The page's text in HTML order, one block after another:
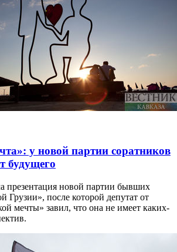
у новой партии соратников
будущего
презентация новой партии бывших
Грузии», после которой депутат от
мечты» завил, что она не имеет каких-